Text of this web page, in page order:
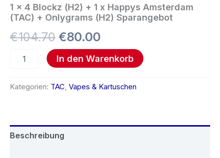
1 x 4 Blockz (H2) + 1 x Happys Amsterdam
(TAC) + Onlygrams (H2) Sparangebot
€104.70 €80.00
Amsterdam
(TAC)
Onlygrams
Sparangebot
Menge
In den Warenkorb
Kategorien: TAC, Vapes & Kartuschen
Beschreibung